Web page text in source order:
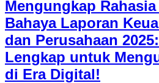
Mengungkap
Bahaya Laporan
dan Perusahaan
Lengkap untuk
di Era Digital!